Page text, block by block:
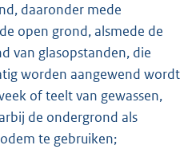
daaronder mede
open grond, alsmede de
van glasopstanden, die
worden aangewend wordt
of teelt van gewassen,
de ondergrond als
te gebruiken;